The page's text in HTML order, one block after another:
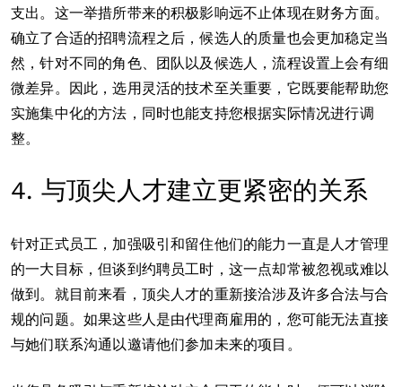
支出。这一举措所带来的积极影响远不止体现在财务方面。
确立了合适的招聘流程之后，候选人的质量也会更加稳定当
然，针对不同的角色、团队以及候选人，流程设置上会有细
微差异。因此，选用灵活的技术至关重要，它既要能帮助您
实施集中化的方法，同时也能支持您根据实际情况进行调
整。
4. 与顶尖人才建立更紧密的关系
针对正式员工，加强吸引和留住他们的能力一直是人才管理
的一大目标，但谈到约聘员工时，这一点却常被忽视或难以
做到。就目前来看，顶尖人才的重新接洽涉及许多合法与合
规的问题。如果这些人是由代理商雇用的，您可能无法直接
与她们联系沟通以邀请他们参加未来的项目。